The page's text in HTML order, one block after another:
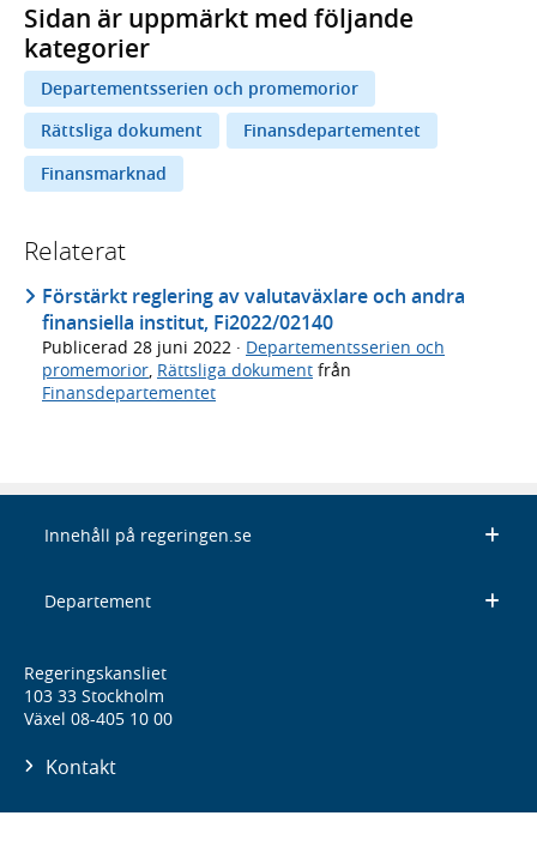
Sidan är uppmärkt med följande
kategorier
Departementsserien och promemorior
Rättsliga dokument
Finansdepartementet
Finansmarknad
Relaterat
Förstärkt reglering av valutaväxlare och andra
finansiella institut, Fi2022/02140
Publicerad 28 juni 2022 · Departementsserien och
promemorior, Rättsliga dokument från
Finansdepartementet
Innehåll på regeringen.se
Departement
Regeringskansliet
103 33 Stockholm
Växel 08-405 10 00
Kontakt